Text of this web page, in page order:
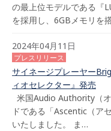
の最上位モデルである『
を採用し、6GBメモリを
2024年04月11日
プレスリリース
サイネージプレーヤー
ィオセレクター』発売
米国Audio Authority（
ドである「Ascentic（ア
いたしました。 ま…